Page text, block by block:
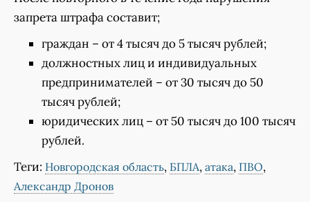
запрета штрафа составит;
граждан – от 4 тысяч до 5 тысяч рублей;
должностных лиц и индивидуальных
предпринимателей – от 30 тысяч до 50
тысяч рублей;
юридических лиц – от 50 тысяч до 100 тысяч
рублей.
Теги: Новгородская область, БПЛА, атака, ПВО,
Александр Дронов